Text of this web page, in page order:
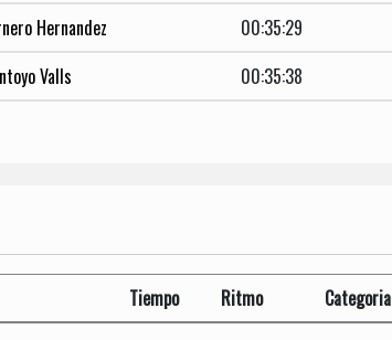
Hernandez
00:35:29
Valls 00:35:38
Tiempo Ritmo Categoria